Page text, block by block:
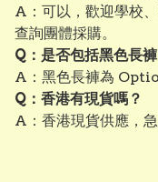
A：可以，歡迎學校
查詢團體採購。
Q：是否包括黑色長褲
A：黑色長褲為
Q：香港有現貨嗎？
A：香港現貨供應，